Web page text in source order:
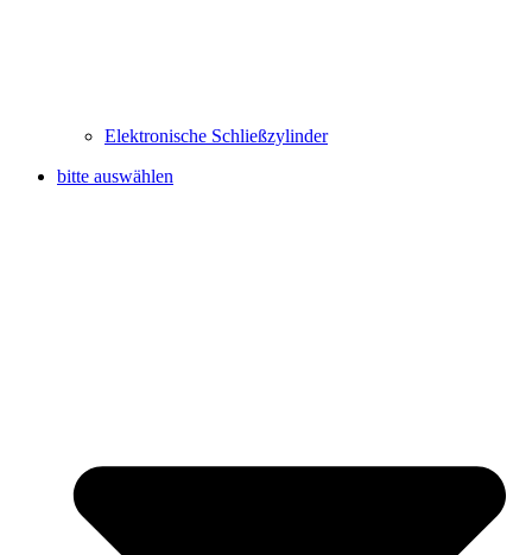
Elektronische Schließzylinder
bitte auswählen